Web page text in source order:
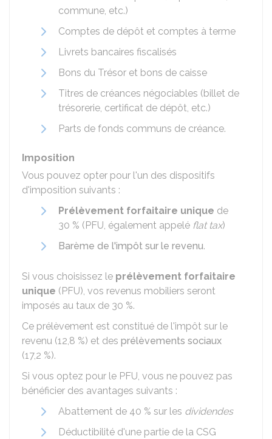
commune, etc.)
Comptes de dépôt et comptes à terme
Livrets bancaires fiscalisés
Bons du Trésor et bons de caisse
Titres de créances négociables (billet de
trésorerie, certificat de dépôt, etc.)
Parts de fonds communs de créance.
Imposition
Vous pouvez opter pour l'un des dispositifs
d'imposition suivants :
Prélèvement forfaitaire unique de
30 % (PFU, également appelé flat tax)
Barème de l'impôt sur le revenu.
Si vous choisissez le prélèvement forfaitaire
unique (PFU), vos revenus mobiliers seront
imposés au taux de 30 %.
Ce prélèvement est constitué de l'impôt sur le
revenu (12,8 %) et des prélèvements sociaux
(17,2 %).
Si vous optez pour le PFU, vous ne pouvez pas
bénéficier des avantages suivants :
Abattement de 40 % sur les dividendes
Déductibilité d'une partie de la CSG